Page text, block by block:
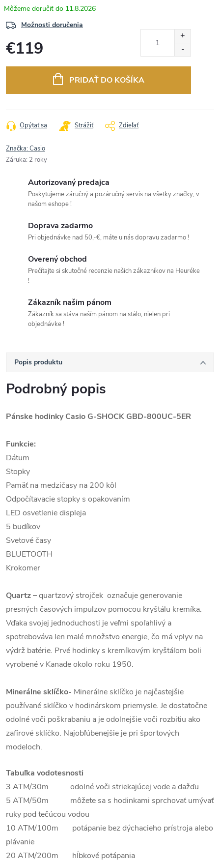
11.8.2026
Možnosti doručenia
€119
PRIDAŤ DO KOŠÍKA
Opýtať sa Strážiť Zdieľať
Značka:Casio
Záruka: 2 roky
Autorizovaný predajca
Poskytujeme záručný a pozáručný servis na všetky značky, v
našom eshope !
Doprava zadarmo
Pri objednávke nad 50,-€, máte u nás dopravu zadarmo !
Overený obchod
Prečítajte si skutočné recenzie našich zákazníkov na Heuréke
!
Zákazník našim pánom
Zákazník sa stáva naším pánom na stálo, nielen pri
objednávke !
Popis produktu
Podrobný popis
Pánske hodinky Casio G-SHOCK GBD-800UC-5ER
Funkcie:
Dátum
Stopky
Pamäť na medzičasy na 200 kôl
Odpočítavacie stopky s opakovaním
LED osvetlenie displeja
5 budíkov
Svetové časy
BLUETOOTH
Krokomer
Quartz–quartzový strojček označuje generovanie
presných časových impulzov pomocou kryštálu kremíka.
Vďaka svojej jednoduchosti je veľmi spoľahlivý a
spotrebováva len malé množstvo energie, čo má vplyv na
výdrž batérie. Prvé hodinky s kremíkovým kryštáľom boli
vyrobené v Kanade okolo roku 1950.
Minerálne sklíčko- Minerálne sklíčko je najčastejšie
používané sklíčko v hodinárskom priemysle. Je dostatočne
odolné voči poškrabaniu a je odolnejšie voči rozbitiu ako
zafírové sklíčko. Najobľúbenejšie je pri športových
modeloch.
Tabuľka vodotesnosti
3 ATM/30m odolné voči striekajúcej vode a dažďu
5 ATM/50m môžete sa s hodinkami sprchovať umývať
ruky pod tečúcou vodou
10 ATM/100m potápanie bez dýchacieho prístroja alebo
plávanie
20 ATM/200m hĺbkové potápania